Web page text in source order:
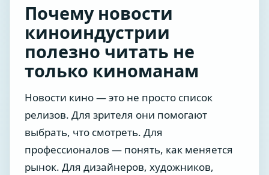
Почему новости
киноиндустрии
полезно читать не
только киноманам
Новости кино — это не просто список
релизов. Для зрителя они помогают
выбрать, что смотреть. Для
профессионалов — понять, как меняется
рынок. Для дизайнеров, художников,